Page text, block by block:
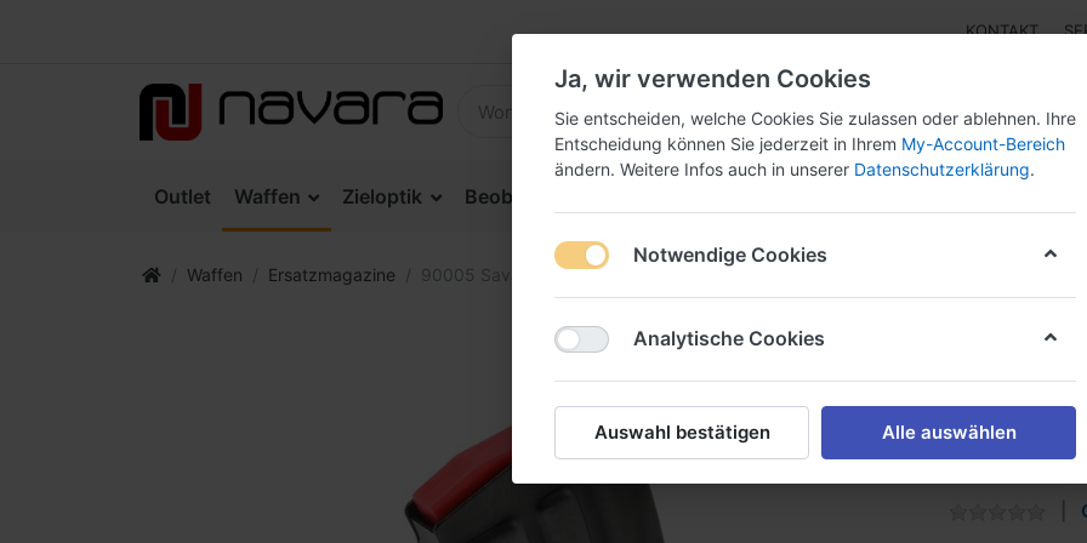
KONTAKT
Outlet Waffen Zieloptik Beobachtungsoptik
Waffen Ersatzmagazine 90005 Savage Arms Ersatzmagazin MK II SERIES
90005
Ja, wir verwenden Cookies
Sie entscheiden, welche Cookies Sie zulassen oder ablehnen. Ihre
Entscheidung können Sie jederzeit in Ihrem My-Account-Bereich
ändern. Weitere Infos auch in unserer Datenschutzerklärung.
Notwendige Cookies
Analytische Cookies
Auswahl bestätigen Alle auswählen